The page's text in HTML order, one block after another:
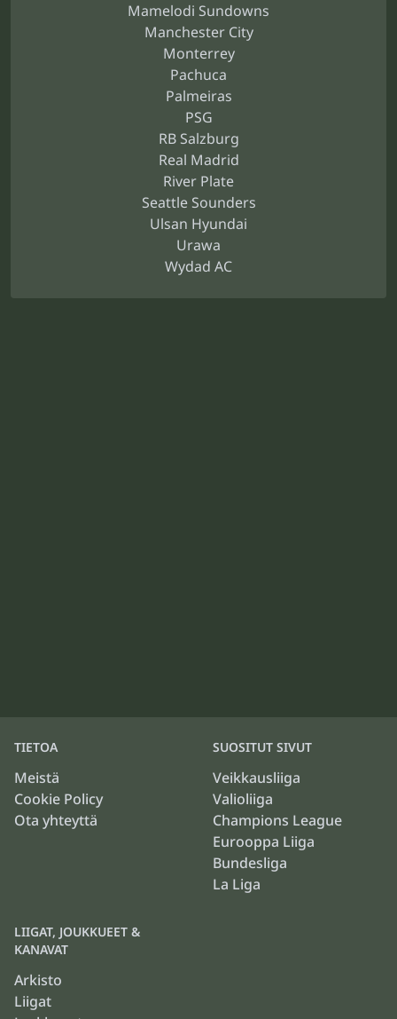
Mamelodi Sundowns
Manchester City
Monterrey
Pachuca
Palmeiras
PSG
RB Salzburg
Real Madrid
River Plate
Seattle Sounders
Ulsan Hyundai
Urawa
Wydad AC
TIETOA
Meistä
Cookie Policy
Ota yhteyttä
SUOSITUT SIVUT
Veikkausliiga
Valioliiga
Champions League
Eurooppa Liiga
Bundesliga
La Liga
LIIGAT, JOUKKUEET &
KANAVAT
Arkisto
Liigat